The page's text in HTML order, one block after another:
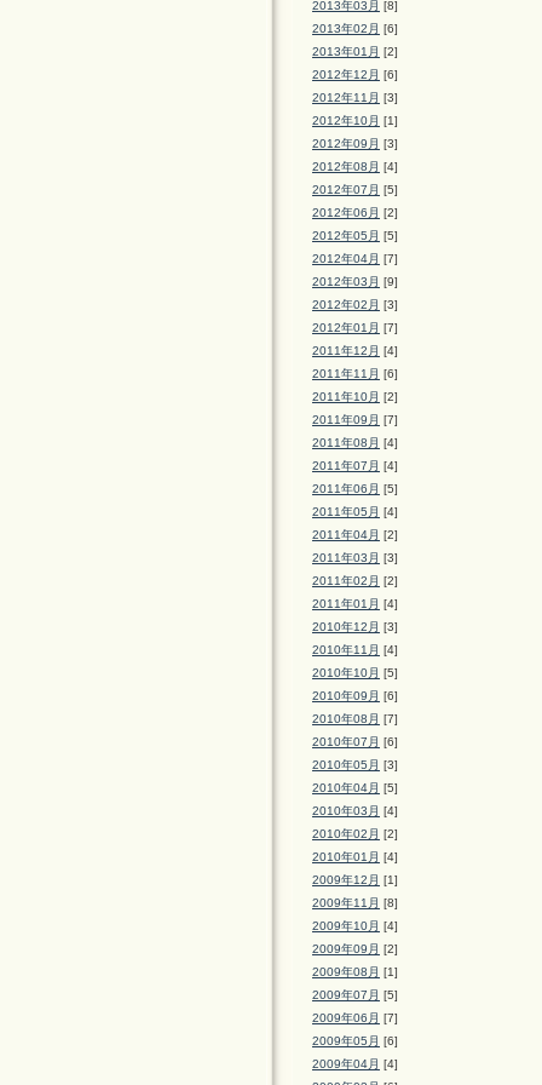
2013年03月 [8]
2013年02月 [6]
2013年01月 [2]
2012年12月 [6]
2012年11月 [3]
2012年10月 [1]
2012年09月 [3]
2012年08月 [4]
2012年07月 [5]
2012年06月 [2]
2012年05月 [5]
2012年04月 [7]
2012年03月 [9]
2012年02月 [3]
2012年01月 [7]
2011年12月 [4]
2011年11月 [6]
2011年10月 [2]
2011年09月 [7]
2011年08月 [4]
2011年07月 [4]
2011年06月 [5]
2011年05月 [4]
2011年04月 [2]
2011年03月 [3]
2011年02月 [2]
2011年01月 [4]
2010年12月 [3]
2010年11月 [4]
2010年10月 [5]
2010年09月 [6]
2010年08月 [7]
2010年07月 [6]
2010年05月 [3]
2010年04月 [5]
2010年03月 [4]
2010年02月 [2]
2010年01月 [4]
2009年12月 [1]
2009年11月 [8]
2009年10月 [4]
2009年09月 [2]
2009年08月 [1]
2009年07月 [5]
2009年06月 [7]
2009年05月 [6]
2009年04月 [4]